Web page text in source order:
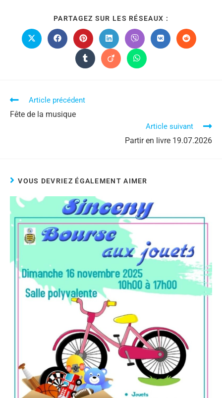
PARTAGEZ SUR LES RÉSEAUX :
Article précédent
Fête de la musique
Article suivant
Partir en livre 19.07.2026
VOUS DEVRIEZ ÉGALEMENT AIMER